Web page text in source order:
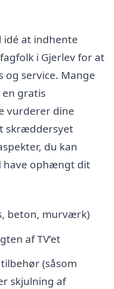
idé at indhente
i Gjerlev for at
og service. Mange
gratis
vurderer dine
skræddersyet
du kan
have ophængt dit
beton, murværk)
af TV’et
(såsom
skjulning af